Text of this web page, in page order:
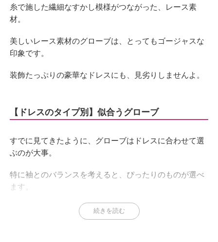
糸で施した繊細なすかし模様がつながった、レース素
材。
美しいレース素材のグローブは、とってもゴージャスな
印象です。
装飾たっぷりの豪華なドレスにも、見劣りしませんよ。
【ドレスのタイプ別】似合うグローブ
続きを読む
すでに見てきたように、グローブはドレスに合わせて選
ぶのが大事。
特に袖とのバランスを考えると、ぴったりのものが選べ
ます。
ドレスのタイプごとに似合うグローブ丈を先輩花嫁の実
例もあわせてご紹介しますね。